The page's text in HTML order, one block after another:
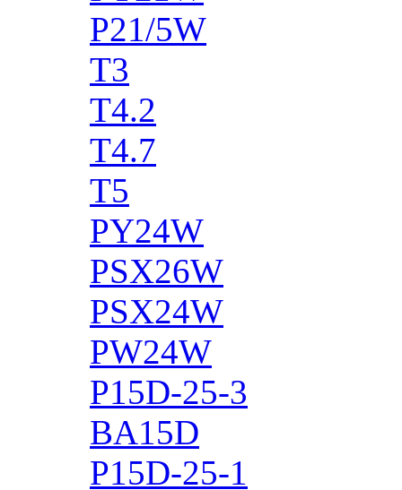
P21/5W
T3
T4.2
T4.7
T5
PY24W
PSX26W
PSX24W
PW24W
P15D-25-3
BA15D
P15D-25-1